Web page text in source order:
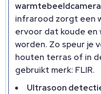
infrarood zorgt een
ervoor dat koude en
worden. Zo speur je
houten terras of in
gebruikt merk: FLIR.
Ultrasoon